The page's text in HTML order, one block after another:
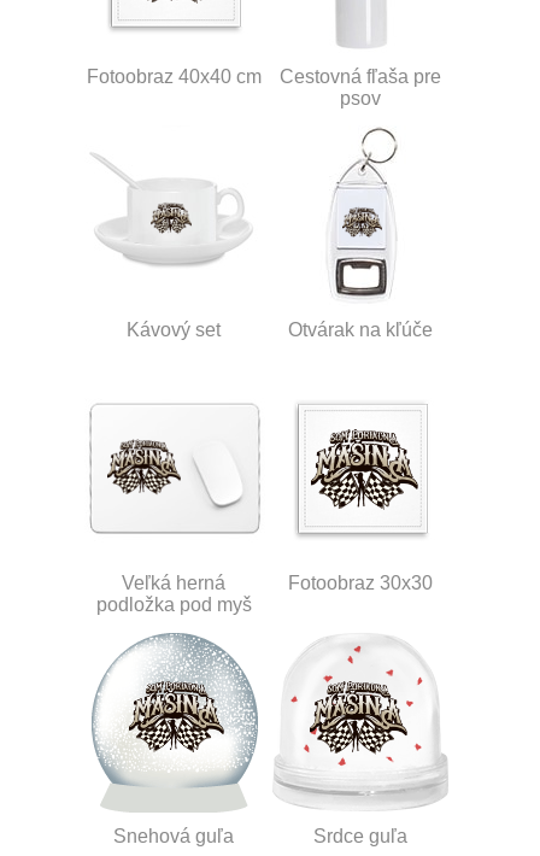
Fotoobraz 40x40 cm
Cestovná fľaša pre
psov
Kávový set Otvárak na kľúče
Veľká herná
podložka pod myš
Fotoobraz 30x30
Snehová guľa Srdce guľa